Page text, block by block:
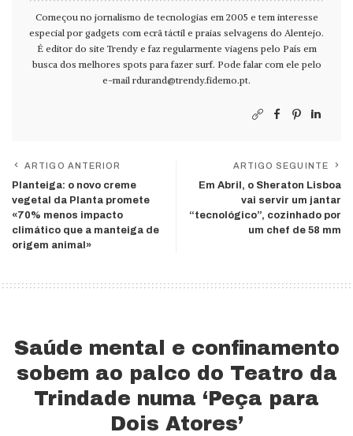
Começou no jornalismo de tecnologias em 2005 e tem interesse
especial por gadgets com ecrã táctil e praias selvagens do Alentejo.
É editor do site Trendy e faz regularmente viagens pelo País em
busca dos melhores spots para fazer surf. Pode falar com ele pelo
e-mail rdurand@trendy.fidemo.pt.
ARTIGO ANTERIOR
Planteiga: o novo creme
vegetal da Planta promete
«70% menos impacto
climático que a manteiga de
origem animal»
ARTIGO SEGUINTE
Em Abril, o Sheraton Lisboa
vai servir um jantar
“tecnológico”, cozinhado por
um chef de 58 mm
Saúde mental e confinamento
sobem ao palco do Teatro da
Trindade numa ‘Peça para
Dois Atores’